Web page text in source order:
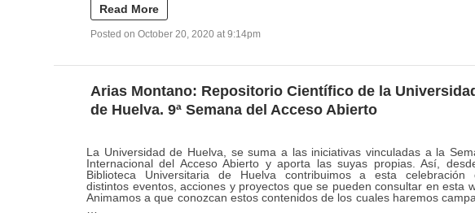
Read More
Posted on October 20, 2020 at 9:14pm
Arias Montano: Repositorio Científico de la
de Huelva. 9ª Semana del Acceso Abierto
La Universidad de Huelva, se suma a las iniciativas vinculadas a la
Internacional del Acceso Abierto y aporta las suyas propias. Así,
Biblioteca Universitaria de Huelva contribuimos a esta celebración
distintos eventos, acciones y proyectos que se pueden consultar en esta
Animamos a que conozcan estos contenidos de los cuales haremos